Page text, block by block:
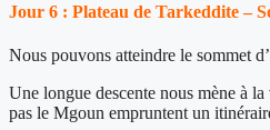
Jour 6 : Plateau de Tarkeddite –
Nous pouvons atteindre le sommet
Une longue descente nous mène à
pas le Mgoun empruntent un